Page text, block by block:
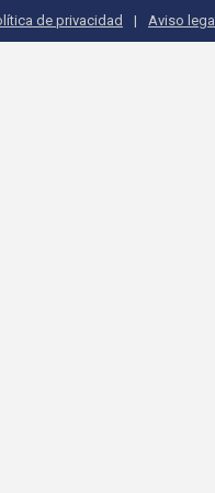
de privacidad Aviso legal